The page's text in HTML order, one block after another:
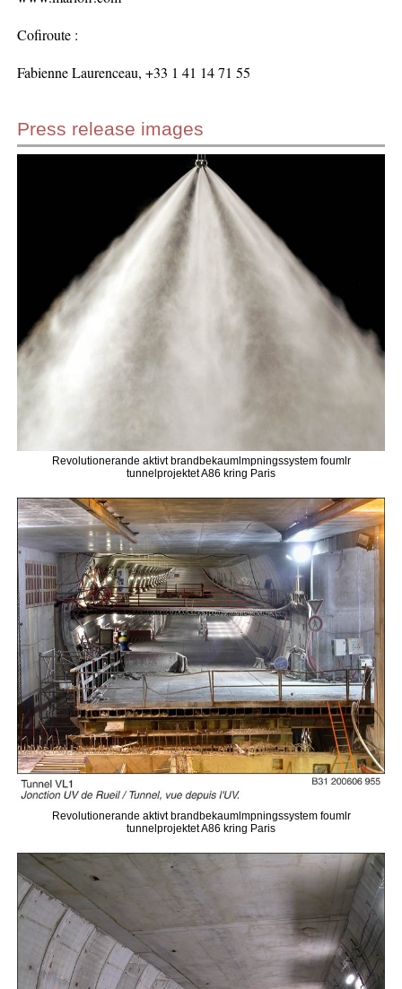
Cofiroute :
Fabienne Laurenceau, +33 1 41 14 71 55
Press release images
Revolutionerande aktivt brandbekaumlmpningssystem foumlr
tunnelprojektet A86 kring Paris
Revolutionerande aktivt brandbekaumlmpningssystem foumlr
tunnelprojektet A86 kring Paris